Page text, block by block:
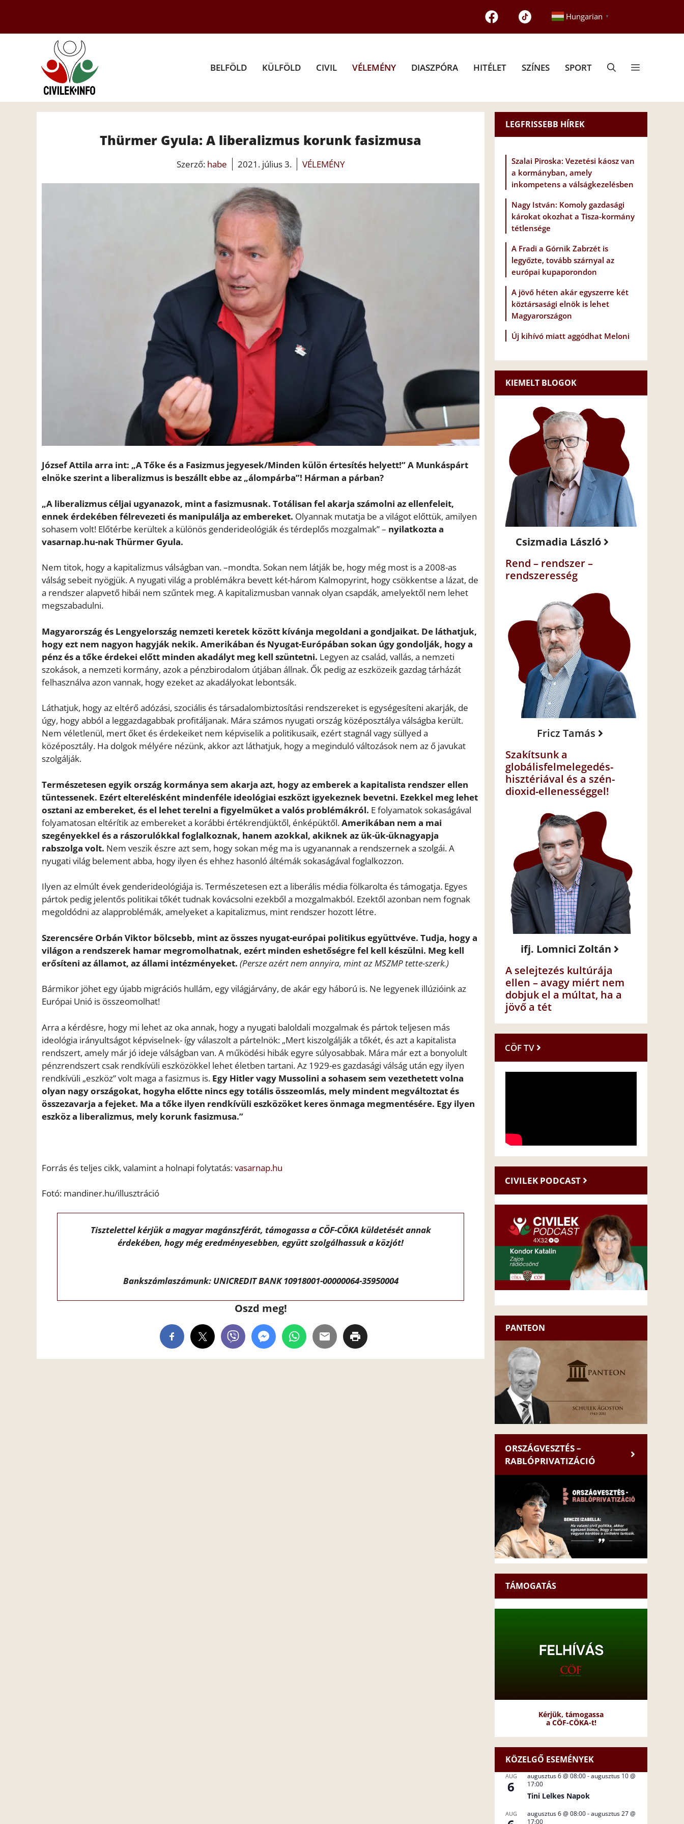
tartalomba
Hungarian ▼
BELFÖLD KÜLFÖLD CIVIL VÉLEMÉNY DIASZPÓRA HITÉLET SZÍNES SPORT
Thürmer Gyula: A liberalizmus korunk fasizmusa
Szerző: habe 2021. július 3. VÉLEMÉNY
József Attila arra int: „A Tőke és a Fasizmus jegyesek/Minden külön értesítés helyett!” A Munkáspárt
elnöke szerint a liberalizmus is beszállt ebbe az „álompárba”! Hárman a párban?
„A liberalizmus céljai ugyanazok, mint a fasizmusnak. Totálisan fel akarja számolni az ellenfeleit,
ennek érdekében félrevezeti és manipulálja az embereket. Olyannak mutatja be a világot előttük, amilyen
sohasem volt! Előtérbe kerültek a különös genderideológiák és térdeplős mozgalmak” – nyilatkozta a
vasarnap.hu-nak Thürmer Gyula.
Nem titok, hogy a kapitalizmus válságban van. –mondta. Sokan nem látják be, hogy még most is a 2008-as
válság sebeit nyögjük. A nyugati világ a problémákra bevett két-három Kalmopyrint, hogy csökkentse a lázat, de
a rendszer alapvető hibái nem szűntek meg. A kapitalizmusban vannak olyan csapdák, amelyektől nem lehet
megszabadulni.
Magyarország és Lengyelország nemzeti keretek között kívánja megoldani a gondjaikat. De láthatjuk,
hogy ezt nem nagyon hagyják nekik. Amerikában és Nyugat-Európában sokan úgy gondolják, hogy a
pénz és a tőke érdekei előtt minden akadályt meg kell szüntetni. Legyen az család, vallás, a nemzeti
szokások, a nemzeti kormány, azok a pénzbirodalom útjában állnak. Ők pedig az eszközeik gazdag tárházát
felhasználva azon vannak, hogy ezeket az akadályokat lebontsák.
Láthatjuk, hogy az eltérő adózási, szociális és társadalombiztosítási rendszereket is egységesíteni akarják, de
úgy, hogy abból a leggazdagabbak profitáljanak. Mára számos nyugati ország középosztálya válságba került.
Nem véletlenül, mert őket és érdekeiket nem képviselik a politikusaik, ezért stagnál vagy süllyed a
középosztály. Ha dolgok mélyére nézünk, akkor azt láthatjuk, hogy a meginduló változások nem az ő javukat
szolgálják.
Természetesen egyik ország kormánya sem akarja azt, hogy az emberek a kapitalista rendszer ellen
tüntessenek. Ezért elterelésként mindenféle ideológiai eszközt igyekeznek bevetni. Ezekkel meg lehet
osztani az embereket, és el lehet terelni a figyelmüket a valós problémákról. E folyamatok sokaságával
folyamatosan eltérítik az embereket a korábbi értékrendjüktől, énképüktől.Amerikában nem a mai
szegényekkel és a rászorulókkal foglalkoznak, hanem azokkal, akiknek az ük-ük-üknagyapja
rabszolga volt. Nem veszik észre azt sem, hogy sokan még ma is ugyanannak a rendszernek a szolgái. A
nyugati világ belement abba, hogy ilyen és ehhez hasonló áltémák sokaságával foglalkozzon.
Ilyen az elmúlt évek genderideológiája is. Természetesen ezt a liberális média fölkarolta és támogatja. Egyes
pártok pedig jelentős politikai tőkét tudnak kovácsolni ezekből a mozgalmakból. Ezektől azonban nem fognak
megoldódni az alapproblémák, amelyeket a kapitalizmus, mint rendszer hozott létre.
Szerencsére Orbán Viktor bölcsebb, mint az összes nyugat-európai politikus együttvéve. Tudja, hogy a
világon a rendszerek hamar megromolhatnak, ezért minden eshetőségre fel kell készülni. Meg kell
erősíteni az államot, az állami intézményeket. (Persze azért nem annyira, mint az MSZMP tette-szerk.)
Bármikor jöhet egy újabb migrációs hullám, egy világjárvány, de akár egy háború is. Ne legyenek illúzióink az
Európai Unió is összeomolhat!
Arra a kérdésre, hogy mi lehet az oka annak, hogy a nyugati baloldali mozgalmak és pártok teljesen más
ideológia irányultságot képviselnek- így válaszolt a pártelnök: „Mert kiszolgálják a tőkét, és azt a kapitalista
rendszert, amely már jó ideje válságban van. A működési hibák egyre súlyosabbak. Mára már ezt a bonyolult
pénzrendszert csak rendkívüli eszközökkel lehet életben tartani. Az 1929-es gazdasági válság után egy ilyen
rendkívüli „eszköz” volt maga a fasizmus is. Egy Hitler vagy Mussolini a sohasem sem vezethetett volna
olyan nagy országokat, hogyha előtte nincs egy totális összeomlás, mely mindent megváltoztat és
összezavarja a fejeket. Ma a tőke ilyen rendkívüli eszközöket keres önmaga megmentésére. Egy ilyen
eszköz a liberalizmus, mely korunk fasizmusa.”
Forrás és teljes cikk, valamint a holnapi folytatás:vasarnap.hu
Fotó: mandiner.hu/illusztráció
Tisztelettel kérjük a magyar magánszférát, támogassa a CÖF-CÖKA küldetését annak
érdekében, hogy még eredményesebben, együtt szolgálhassuk a közjót!
Bankszámlaszámunk: UNICREDIT BANK 10918001-00000064-35950004
Oszd meg!
LEGFRISSEBB HÍREK
Szalai Piroska: Vezetési káosz van
a kormányban, amely
inkompetens a válságkezelésben
Nagy István: Komoly gazdasági
károkat okozhat a Tisza-kormány
tétlensége
A Fradi a Górnik Zabrzét is
legyőzte, tovább szárnyal az
európai kupaporondon
A jövő héten akár egyszerre két
köztársasági elnök is lehet
Magyarországon
Új kihívó miatt aggódhat Meloni
KIEMELT BLOGOK
Csizmadia László
Rend – rendszer –
rendszeresség
Fricz Tamás
Szakítsunk a
globálisfelmelegedés-
hisztériával és a szén-
dioxid-ellenességgel!
ifj. Lomnici Zoltán
A selejtezés kultúrája
ellen – avagy miért nem
dobjuk el a múltat, ha a
jövő a tét
CÖF TV
CIVILEK PODCAST
PANTEON
ORSZÁGVESZTÉS –
RABLÓPRIVATIZÁCIÓ
TÁMOGATÁS
Kérjük, támogassa
a CÖF-CÖKA-t!
KÖZELGŐ ESEMÉNYEK
AUG
6
augusztus 6 @ 08:00-augusztus 10 @
17:00
Tini Lelkes Napok
AUG augusztus 6 @ 08:00-augusztus 27 @
17:00